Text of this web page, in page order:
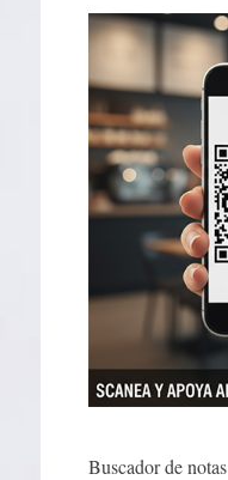
Buscador de notas